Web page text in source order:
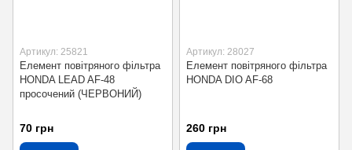
Артикул: 25821
Елемент повітряного фільтра
HONDA LEAD AF-48
просочений (ЧЕРВОНИЙ)
70 грн
Артикул: 28027
Елемент повітряного фільтра
HONDA DIO AF-68
260 грн